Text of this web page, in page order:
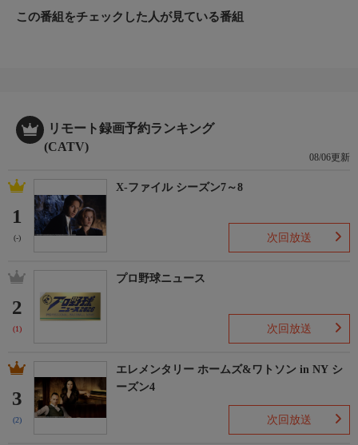
＊ライブ放送につき、番組および商品内容に変更が生じる場合も
この番組をチェックした人が見ている番組
リモート録画予約ランキング
(CATV)
08/06更新
1
(-)
X-ファイル シーズン7～8
次回放送
2
(1)
プロ野球ニュース
次回放送
3
(2)
エレメンタリー ホームズ&ワトソン in NY シ
ーズン4
次回放送